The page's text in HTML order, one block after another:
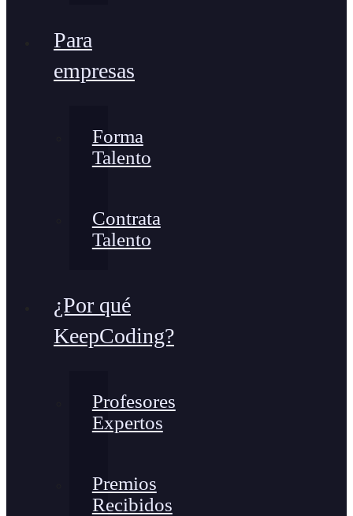
Para
empresas
Forma
Talento
Contrata
Talento
¿Por qué
KeepCoding?
Profesores
Expertos
Premios
Recibidos